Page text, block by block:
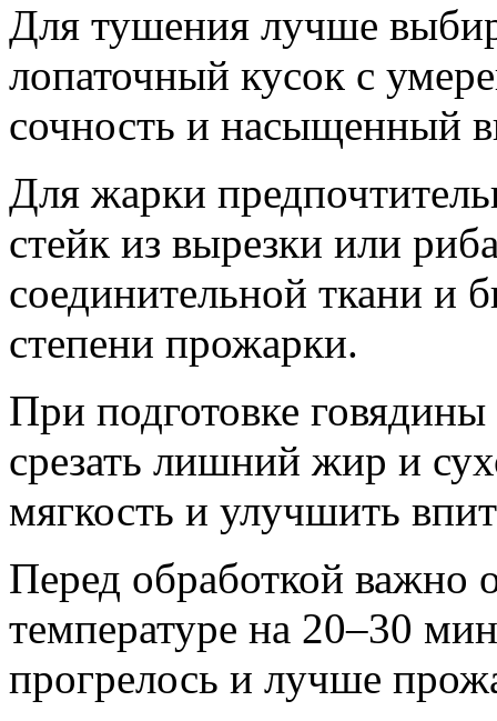
Для тушения лучше
лопаточный кусок с
сочность и насыщенный
Для жарки
стейк из вырезки или
соединительной ткани и
степени прожарки.
При подготовке
срезать лишний жир и
мягкость и улучшить
Перед обработкой важно
температуре на 20–30
прогрелось и лучше